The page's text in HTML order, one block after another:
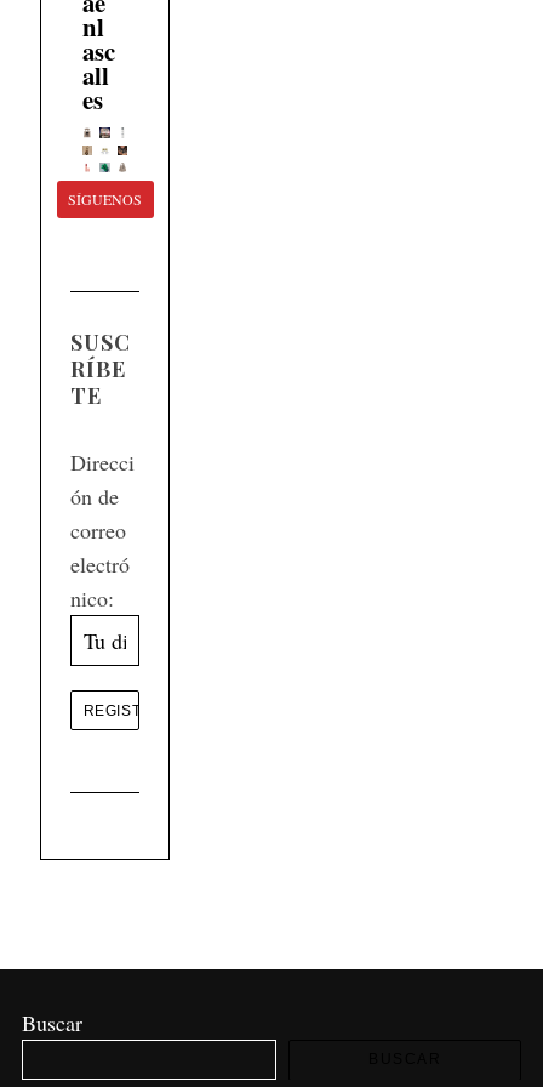
nl
asc
all
es
SÍGUENOS
SUSC
RÍBE
TE
Direcci
ón de
correo
electró
nico:
Buscar